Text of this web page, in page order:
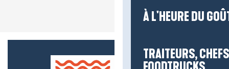
À L'HEURE DU
TRAITEURS,